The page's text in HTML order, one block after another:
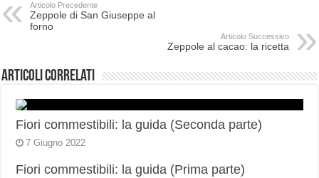
Articolo Precedente
Zeppole di San Giuseppe al
forno
Articolo Successivo
Zeppole al cacao: la ricetta
Articoli correlati
Fiori commestibili: la guida (Seconda parte)
7 Giugno 2022
Fiori commestibili: la guida (Prima parte)